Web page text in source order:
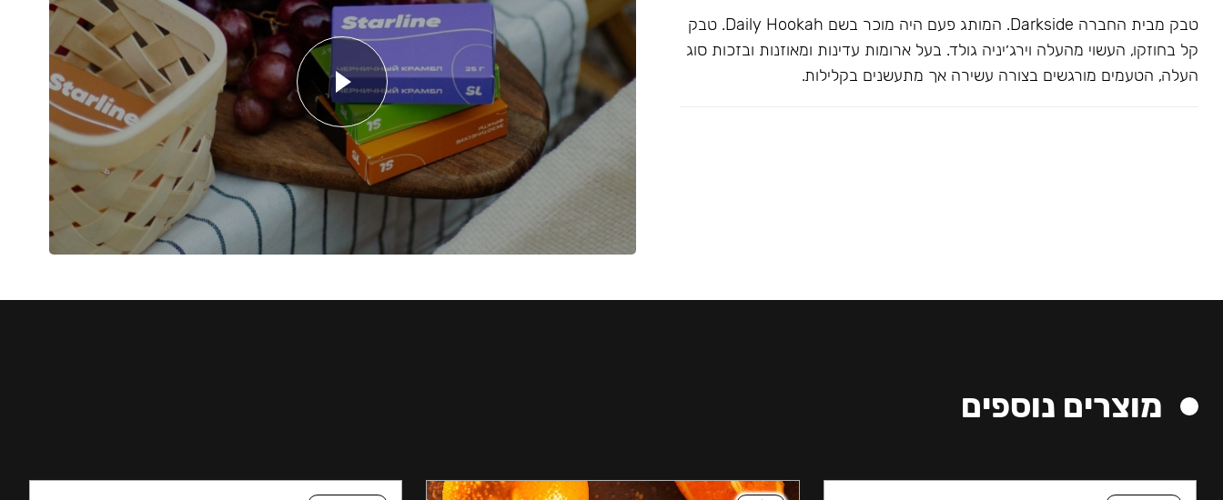
טבק מבית החברה Darkside. המותג פעם היה מוכר בשם Daily Hookah. טבק
קל בחוזקו, העשוי מהעלה וירג׳יניה גולד. בעל ארומות עדינות ומאוזנות ובזכות סוג
העלה, הטעמים מורגשים בצורה עשירה אך מתעשנים בקלילות.
מוצרים נוספים